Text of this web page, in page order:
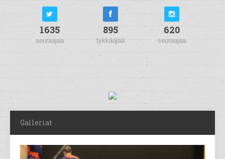
1635
seuraajaa
895
tykkääjää
620
seuraajaa
Galleriat